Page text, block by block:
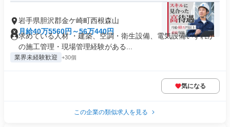
岩手県胆沢郡金ケ崎町西根森山
月給40万5560円～56万440円
求めている人材 ・建築、空調・衛生設備、電気設備いずれか
の施工管理・現場管理経験がある...
業界未経験歓迎 +30個
気になる
この企業の類似求人を見る